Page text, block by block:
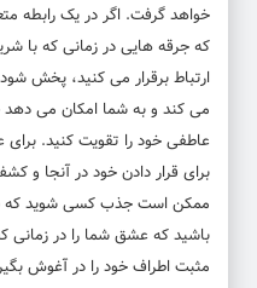
خواهد گرفت. اگر در یک رابطه
که جرقه هایی در زمانی که با
ارتباط برقرار می کنید، پخش
می کند و به شما امکان می دهد
عاطفی خود را تقویت کنید.
برای قرار دادن خود در آنجا
ممکن است جذب کسی شوید که با
باشید که عشق شما را در زمانی
مثبت اطراف خود را در آغوش